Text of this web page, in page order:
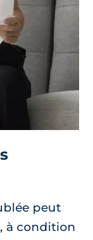
peut
à condition